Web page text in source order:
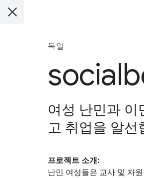
독일
여성 난민과
고 취업을 알선
프로젝트 소개:
난민 여성들은 교사 및 자